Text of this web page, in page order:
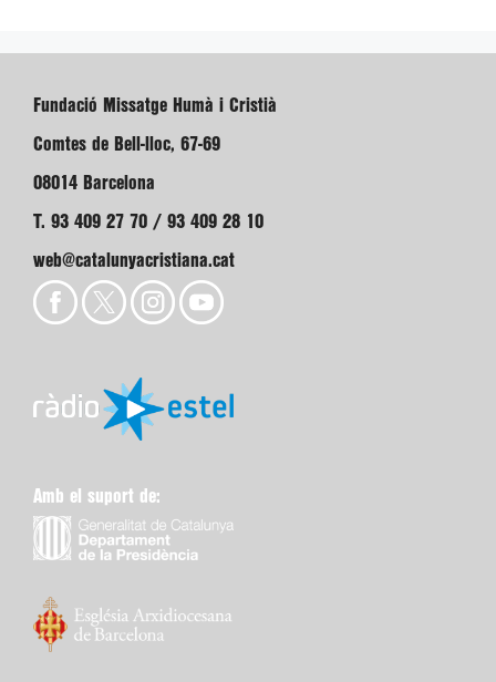
Fundació Missatge Humà i Cristià
Comtes de Bell-lloc, 67-69
08014 Barcelona
T. 93 409 27 70 / 93 409 28 10
web@catalunyacristiana.cat
Amb el suport de: